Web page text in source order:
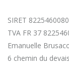
SIRET
TVA FR 37
Emanuelle
6 chemin du